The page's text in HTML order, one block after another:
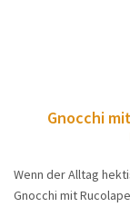
Gnocchi
Wenn der Alltag
Gnocchi mit